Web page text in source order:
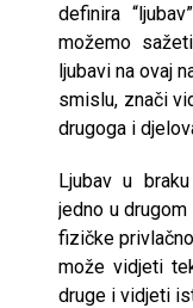
definira
možemo
ljubavi na ovaj
smislu, znači
drugoga i
Ljubav u
jedno u
fizičke
može vidjeti
druge i vidjeti